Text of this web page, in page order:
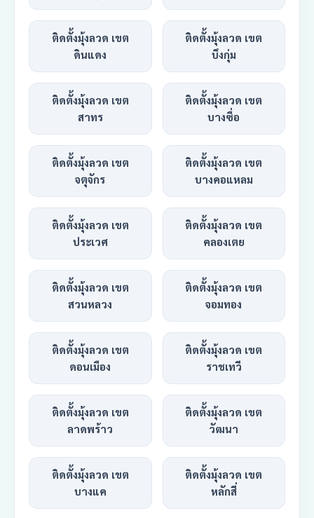
ติดตั้งมุ้งลวด เขต
ดินแดง
ติดตั้งมุ้งลวด เขต
บึงกุ่ม
ติดตั้งมุ้งลวด เขต
สาทร
ติดตั้งมุ้งลวด เขต
บางซื่อ
ติดตั้งมุ้งลวด เขต
จตุจักร
ติดตั้งมุ้งลวด เขต
บางคอแหลม
ติดตั้งมุ้งลวด เขต
ประเวศ
ติดตั้งมุ้งลวด เขต
คลองเตย
ติดตั้งมุ้งลวด เขต
สวนหลวง
ติดตั้งมุ้งลวด เขต
จอมทอง
ติดตั้งมุ้งลวด เขต
ดอนเมือง
ติดตั้งมุ้งลวด เขต
ราชเทวี
ติดตั้งมุ้งลวด เขต
ลาดพร้าว
ติดตั้งมุ้งลวด เขต
วัฒนา
ติดตั้งมุ้งลวด เขต
บางแค
ติดตั้งมุ้งลวด เขต
หลักสี่